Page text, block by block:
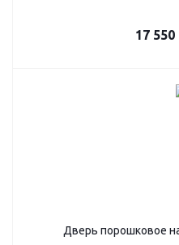
17 550
Дверь порошковое